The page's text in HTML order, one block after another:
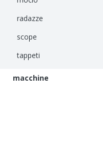
radazze
scope
tappeti
macchine